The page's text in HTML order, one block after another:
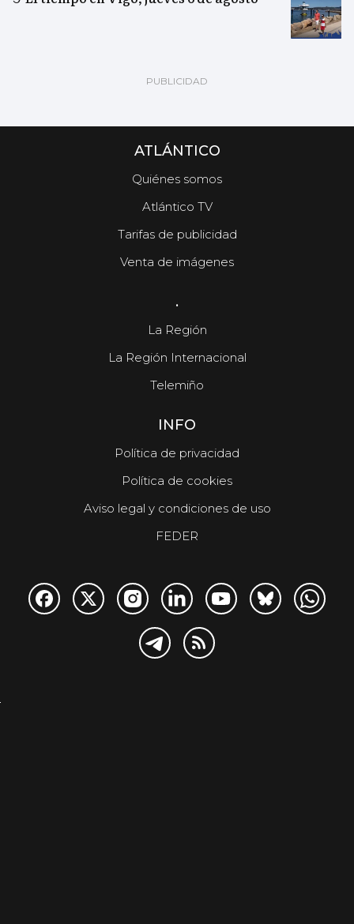
ATLÁNTICO
Quiénes somos
Atlántico TV
Tarifas de publicidad
Venta de imágenes
.
La Región
La Región Internacional
Telemiño
INFO
Política de privacidad
Política de cookies
Aviso legal y condiciones de uso
FEDER